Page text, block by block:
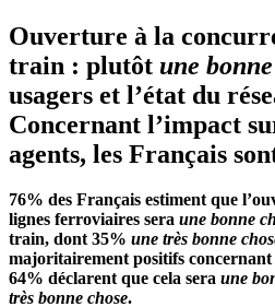
Ouverture à la
train : plutôt une
usagers et l’état du
Concernant l’impact
agents, les Français
76% des Français estiment que
lignes ferroviaires sera une bonne
train, dont 35% une très bonne
majoritairement positifs
64% déclarent que cela sera une
très bonne chose.